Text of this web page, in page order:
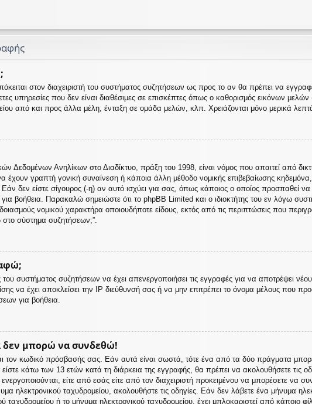
στον διαχειριστή του συστήματος συζητήσεων ως προς το αν θα πρέπει να
υπηρεσίες που δεν είναι διαθέσιμες σε επισκέπτες όπως ο καθορισμός εικόνων
από και προς άλλα μέλη, ένταξη σε ομάδα μελών, κλπ. Χρειάζονται μόνο μερικά
Δεδομένων Ανηλίκων στο Διαδίκτυο, πράξη του 1998, είναι νόμος που απαιτεί από
έχουν γραπτή γονική συναίνεση ή κάποια άλλη μέθοδο νομικής επιβεβαίωσης
Εάν δεν είστε σίγουρος (-η) αν αυτό ισχύει για σας, όπως κάποιος ο οποίος προσπαθεί
βοήθεια. Παρακαλώ σημειώστε ότι το phpBB Limited και ο ιδιοκτήτης του εν λόγω
νομικού χαρακτήρα οποιουδήποτε είδους, εκτός από τις περιπτώσεις που
σύστημα συζητήσεων;”.
του συστήματος συζητήσεων να έχει απενεργοποιήσει τις εγγραφές για να αποτρέψει
να έχει αποκλείσει την IP διεύθυνσή σας ή να μην επιτρέπει το όνομα μέλους που
για βοήθεια.
δεν μπορώ να συνδεθώ!
τον κωδικό πρόσβασής σας. Εάν αυτά είναι σωστά, τότε ένα από τα δύο πράγματα
είστε κάτω των 13 ετών κατά τη διάρκεια της εγγραφής, θα πρέπει να ακολουθήσετε τις
είτε από εσάς είτε από τον διαχειριστή προκειμένου να μπορέσετε να
ηλεκτρονικού ταχυδρομείου, ακολουθήστε τις οδηγίες. Εάν δεν λάβετε ένα μήνυμα
ταχυδρομείου ή το μήνυμα ηλεκτρονικού ταχυδρομείου, έχει μπλοκαριστεί από κάποιο